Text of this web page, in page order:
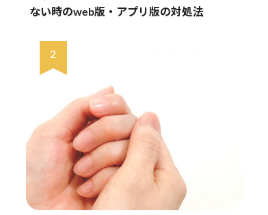
ない時のweb版・アプリ版の対処法